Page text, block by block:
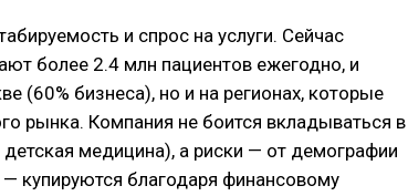
и спрос на услуги. Сейчас
более 2.4 млн пациентов ежегодно, и
(60% бизнеса), но и на регионах, которые
рынка. Компания не боится вкладываться в
медицина), а риски — от демографии
купируются благодаря финансовому